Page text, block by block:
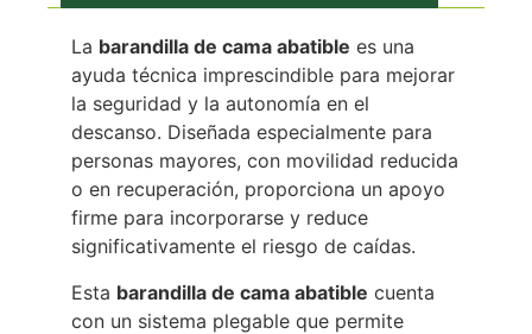
La barandilla de cama abatible es una
ayuda técnica imprescindible para mejorar
la seguridad y la autonomía en el
descanso. Diseñada especialmente para
personas mayores, con movilidad reducida
o en recuperación, proporciona un apoyo
firme para incorporarse y reduce
significativamente el riesgo de caídas.
Esta barandilla de cama abatible cuenta
con un sistema plegable que permite